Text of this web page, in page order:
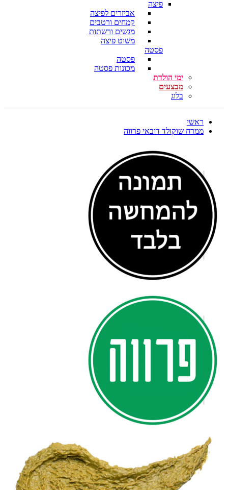
פיצה
אביזרים לפיצה
קמחים ורטבים
מגשים ורשתות
משוט פיצה
פסטה
פסטה
מכונות פסטה
ימי הולדת
מבצעים
בלוג
ראשי
ממרח שוקולד דובאי פרווה